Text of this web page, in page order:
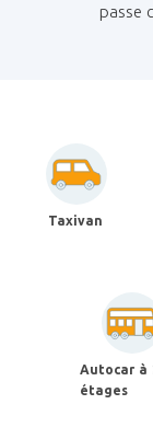
passe
Taxivan
Autocar à
étages